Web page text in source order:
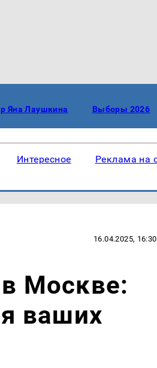
Яна Лаушкина Выборы 2026
Интересное Реклама на
16.04.2025, 16:30
Москве:
ваших